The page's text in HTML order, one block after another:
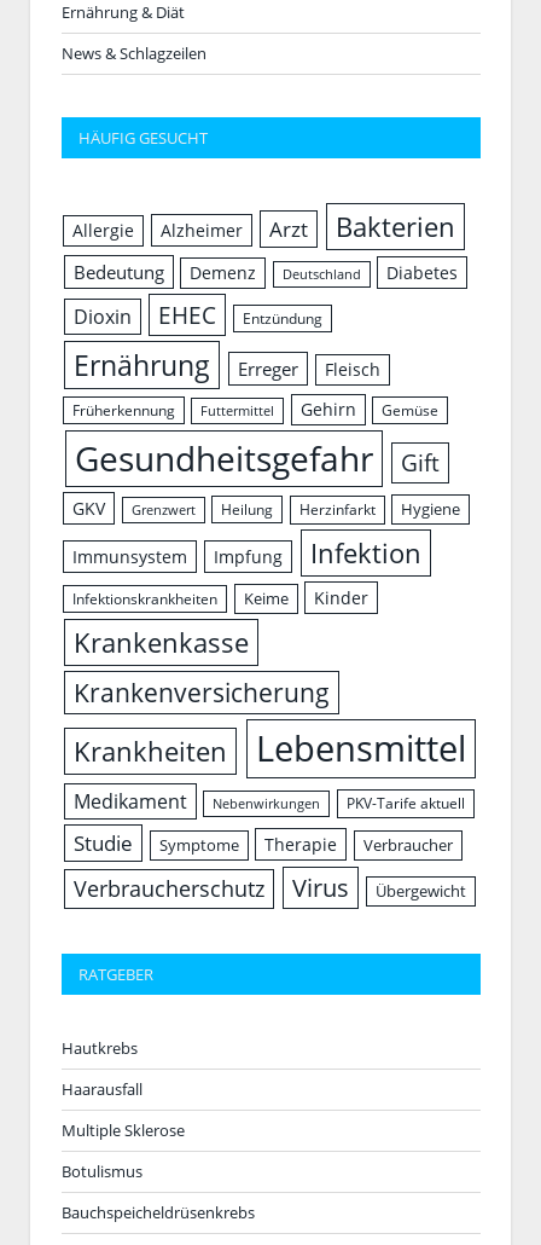
Ernährung & Diät
News & Schlagzeilen
HÄUFIG GESUCHT
Allergie Alzheimer Arzt Bakterien
Bedeutung Demenz Deutschland Diabetes
Dioxin EHEC Entzündung
Ernährung Erreger Fleisch
Früherkennung Futtermittel Gehirn Gemüse
Gesundheitsgefahr Gift
GKV Grenzwert Heilung Herzinfarkt Hygiene
Immunsystem Impfung Infektion
Infektionskrankheiten Keime Kinder
Krankenkasse
Krankenversicherung
Krankheiten Lebensmittel
Medikament Nebenwirkungen PKV-Tarife aktuell
Studie Symptome Therapie Verbraucher
Verbraucherschutz Virus Übergewicht
RATGEBER
Hautkrebs
Haarausfall
Multiple Sklerose
Botulismus
Bauchspeicheldrüsenkrebs